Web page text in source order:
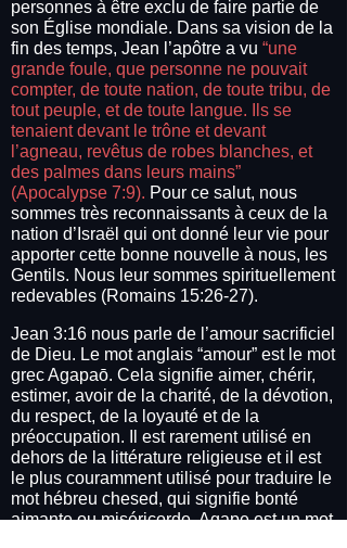
personnes à être exclu de faire partie de
son Église mondiale. Dans sa vision de la
fin des temps, Jean l’apôtre a vu “une
grande foule, que personne ne pouvait
compter, de toute nation, de toute tribu, de
tout peuple, et de toute langue. Ils se
tenaient devant le trône et devant
l’agneau, revêtus de robes blanches, et
des palmes dans leurs mains”
(Apocalypse 7:9). Pour ce salut, nous
sommes très reconnaissants à ceux de la
nation d’Israël qui ont donné leur vie pour
apporter cette bonne nouvelle à nous, les
Gentils. Nous leur sommes spirituellement
redevables (Romains 15:26-27).
Jean 3:16 nous parle de l’amour sacrificiel
de Dieu. Le mot anglais “amour” est le mot
grec Agapaō. Cela signifie aimer, chérir,
estimer, avoir de la charité, de la dévotion,
du respect, de la loyauté et de la
préoccupation. Il est rarement utilisé en
dehors de la littérature religieuse et il est
le plus couramment utilisé pour traduire le
mot hébreu chesed, qui signifie bonté
aimante ou miséricorde. Agape est un mot